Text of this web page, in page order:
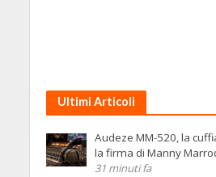
Ultimi Articoli
Audeze MM-520, la
la firma di Manny
31 minuti fa